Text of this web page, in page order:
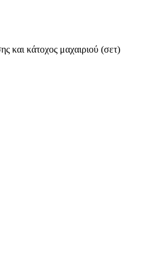
και κάτοχος μαχαιριού (σετ)